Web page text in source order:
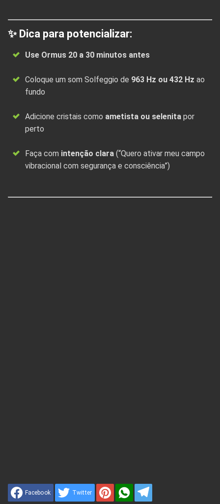
✨ Dica para potencializar:
Use Ormus 20 a 30 minutos antes
Coloque um som Solfeggio de 963 Hz ou 432 Hz ao
fundo
Adicione cristais como ametista ou selenitapor
perto
Faça com intenção clara(“Quero ativar meu campo
vibracional com segurança e consciência”)
Facebook Twitter